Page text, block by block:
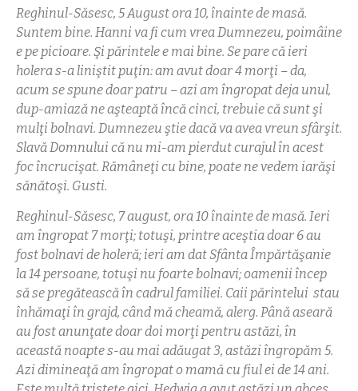
Reghinul-Săsesc, 5 August ora 10, înainte de masă.
Suntem bine. Hanni va fi cum vrea Dumnezeu, poimâine
e pe picioare. Şi părintele e mai bine. Se pare că ieri
holera s-a liniştit puţin: am avut doar 4 morţi – da,
acum se spune doar patru – azi am îngropat deja unul,
dup-amiază ne aşteaptă încă cinci, trebuie că sunt şi
mulţi bolnavi. Dumnezeu ştie dacă va avea vreun sfârşit.
Slavă Domnului că nu mi-am pierdut curajul în acest
foc încrucişat. Rămâneţi cu bine, poate ne vedem iarăşi
sănătoşi. Gusti.
Reghinul-Săsesc, 7 august, ora 10 înainte de masă. Ieri
am îngropat 7 morţi; totuşi, printre aceştia doar 6 au
fost bolnavi de holeră; ieri am dat Sfânta Împărtăşanie
la 14 persoane, totuşi nu foarte bolnavi; oamenii încep
să se pregătească în cadrul familiei. Caii părintelui stau
înhămaţi în grajd, când mă cheamă, alerg. Până aseară
au fost anunţate doar doi morţi pentru astăzi, în
această noapte s-au mai adăugat 3, astăzi îngropăm 5.
Azi dimineaţă am îngropat o mamă cu fiul ei de 14 ani.